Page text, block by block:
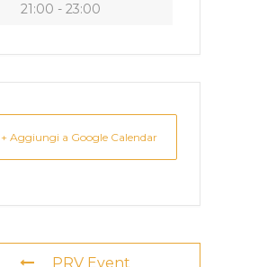
21:00 - 23:00
+ Aggiungi a Google Calendar
PRV Event